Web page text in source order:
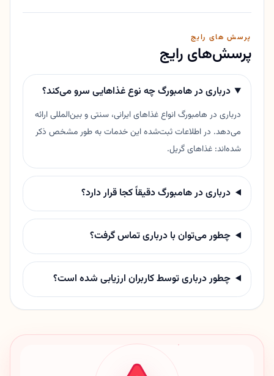
پرسش های رایج
پرسش‌های رایج
درباری در هامبورگ چه نوع غذاهایی سرو می‌کند؟
درباری در هامبورگ انواع غذاهای ایرانی، سنتی و بین‌المللی ارائه
می‌دهد. در اطلاعات ثبت‌شده این خدمات به طور مشخص ذکر
شده‌اند: غذاهای گریل.
درباری در هامبورگ دقیقاً کجا قرار دارد؟
چطور می‌توان با درباری تماس گرفت؟
چطور درباری توسط کاربران ارزیابی شده است؟